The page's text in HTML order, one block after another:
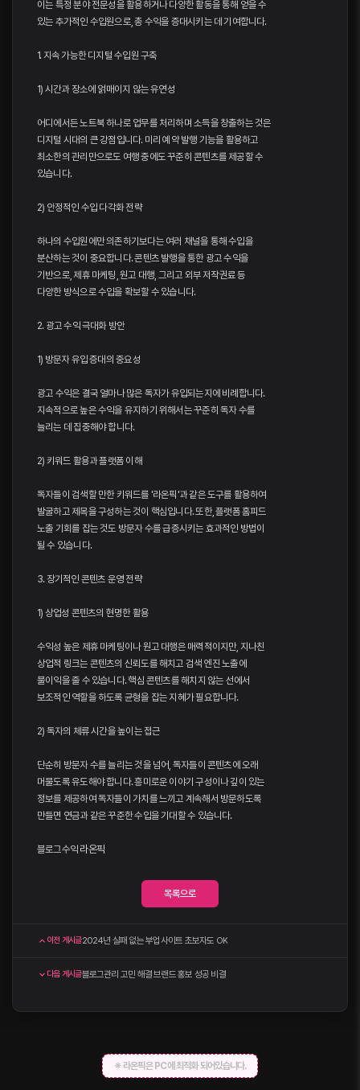
이는 특정 분야 전문성을 활용하거나 다양한 활동을 통해 얻을 수
있는 추가적인 수입원으로, 총 수익을 증대시키는 데 기여합니다.
1. 지속 가능한 디지털 수입원 구축
1) 시간과 장소에 얽매이지 않는 유연성
어디에서든 노트북 하나로 업무를 처리하며 소득을 창출하는 것은
디지털 시대의 큰 강점입니다. 미리 예약 발행 기능을 활용하고
최소한의 관리만으로도 여행 중에도 꾸준히 콘텐츠를 제공할 수
있습니다.
2) 안정적인 수입 다각화 전략
하나의 수입원에만 의존하기보다는 여러 채널을 통해 수입을
분산하는 것이 중요합니다. 콘텐츠 발행을 통한 광고 수익을
기반으로, 제휴 마케팅, 원고 대행, 그리고 외부 저작권료 등
다양한 방식으로 수입을 확보할 수 있습니다.
2. 광고 수익 극대화 방안
1) 방문자 유입 증대의 중요성
광고 수익은 결국 얼마나 많은 독자가 유입되는지에 비례합니다.
지속적으로 높은 수익을 유지하기 위해서는 꾸준히 독자 수를
늘리는 데 집중해야 합니다.
2) 키워드 활용과 플랫폼 이해
독자들이 검색할 만한 키워드를 '라온픽'과 같은 도구를 활용하여
발굴하고 제목을 구성하는 것이 핵심입니다. 또한, 플랫폼 홈피드
노출 기회를 잡는 것도 방문자 수를 급증시키는 효과적인 방법이
될 수 있습니다.
3. 장기적인 콘텐츠 운영 전략
1) 상업성 콘텐츠의 현명한 활용
수익성 높은 제휴 마케팅이나 원고 대행은 매력적이지만, 지나친
상업적 링크는 콘텐츠의 신뢰도를 해치고 검색 엔진 노출에
불이익을 줄 수 있습니다. 핵심 콘텐츠를 해치지 않는 선에서
보조적인 역할을 하도록 균형을 잡는 지혜가 필요합니다.
2) 독자의 체류 시간을 높이는 접근
단순히 방문자 수를 늘리는 것을 넘어, 독자들이 콘텐츠에 오래
머물도록 유도해야 합니다. 흥미로운 이야기 구성이나 깊이 있는
정보를 제공하여 독자들이 가치를 느끼고 계속해서 방문하도록
만들면 연금과 같은 꾸준한 수입을 기대할 수 있습니다.
블로그수익 라온픽
목록으로
이전 게시글2024년 실패 없는 부업사이트 초보자도 OK
다음 게시글블로그관리 고민 해결 브랜드 홍보 성공 비결
※ 라온픽은 PC에 최적화 되어있습니다.